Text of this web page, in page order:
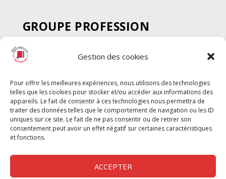
Gestion des cookies
Pour offrir les meilleures expériences, nous utilisons des technologies
telles que les cookies pour stocker et/ou accéder aux informations des
appareils. Le fait de consentir à ces technologies nous permettra de
traiter des données telles que le comportement de navigation ou les ID
uniques sur ce site. Le fait de ne pas consentir ou de retirer son
consentement peut avoir un effet négatif sur certaines caractéristiques
et fonctions.
ACCEPTER
GROUPE PROFESSION
SPECTACLE
Chèque Intermittents
Chèque Compta
Chèque Emploi Spectacle
G-Pods
Profession Audio-visuel